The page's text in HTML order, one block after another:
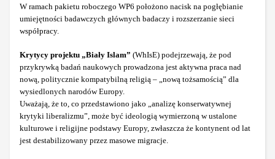
W ramach pakietu roboczego WP6 położono nacisk na pogłębianie
umiejętności badawczych głównych badaczy i rozszerzanie sieci
współpracy.
Krytycy projektu „Biały Islam” (WhIsE) podejrzewają, że pod
przykrywką badań naukowych prowadzona jest aktywna praca nad
nową, politycznie kompatybilną religią – „nową tożsamością” dla
wysiedlonych narodów Europy.
Uważają, że to, co przedstawiono jako „analizę konserwatywnej
krytyki liberalizmu”, może być ideologią wymierzoną w ustalone
kulturowe i religijne podstawy Europy, zwłaszcza że kontynent od lat
jest destabilizowany przez masowe migracje.